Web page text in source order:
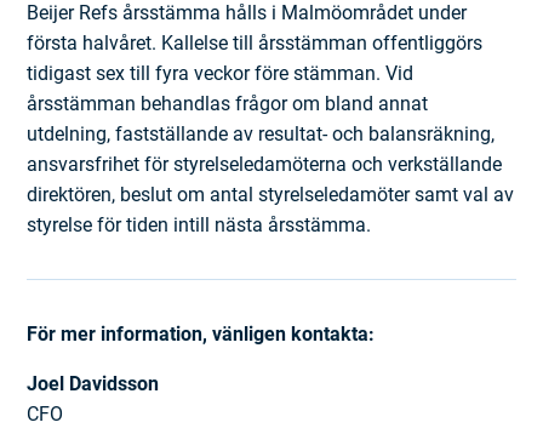
Beijer Refs årsstämma hålls i Malmöområdet under
första halvåret. Kallelse till årsstämman offentliggörs
tidigast sex till fyra veckor före stämman. Vid
årsstämman behandlas frågor om bland annat
utdelning, fastställande av resultat- och balansräkning,
ansvarsfrihet för styrelseledamöterna och verkställande
direktören, beslut om antal styrelseledamöter samt val av
styrelse för tiden intill nästa årsstämma.
För mer information, vänligen kontakta:
Joel Davidsson
CFO